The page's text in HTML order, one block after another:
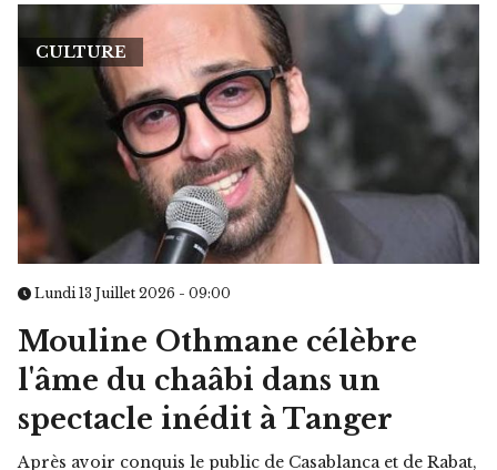
CULTURE
Lundi 13 Juillet 2026 - 09:00
Mouline Othmane célèbre
l'âme du chaâbi dans un
spectacle inédit à Tanger
Après avoir conquis le public de Casablanca et de Rabat,